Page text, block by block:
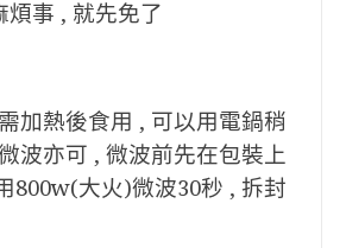
煩事 , 就先免了
加熱後食用 , 可以用電鍋稍
波亦可 , 微波前先在包裝上
800w(大火)微波30秒 , 拆封